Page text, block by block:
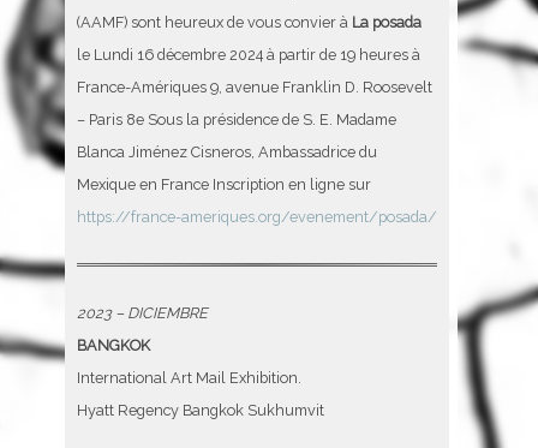
(AAMF) sont heureux de vous convier à La posada
le Lundi 16 décembre 2024 à partir de 19 heures à
France-Amériques 9, avenue Franklin D. Roosevelt
– Paris 8e Sous la présidence de S. E. Madame
Blanca Jiménez Cisneros, Ambassadrice du
Mexique en France Inscription en ligne sur
https://france-ameriques.org/evenement/posada/
2023 – DICIEMBRE
BANGKOK
International Art Mail Exhibition.
Hyatt Regency Bangkok Sukhumvit